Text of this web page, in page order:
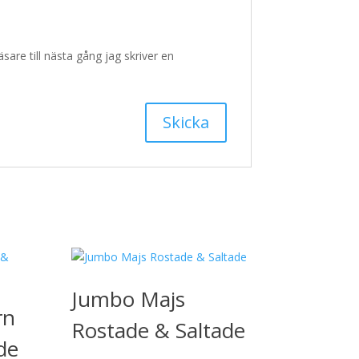
till nästa gång jag skriver en
Jumbo Majs
Rostade & Saltade